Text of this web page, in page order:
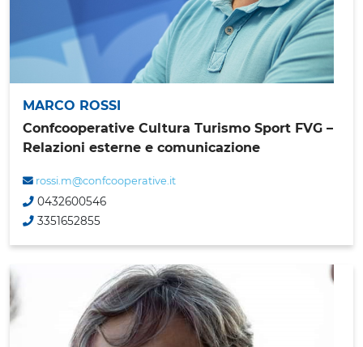
MARCO ROSSI
Confcooperative Cultura Turismo Sport FVG –
Relazioni esterne e comunicazione
rossi.m@confcooperative.it
0432600546
3351652855